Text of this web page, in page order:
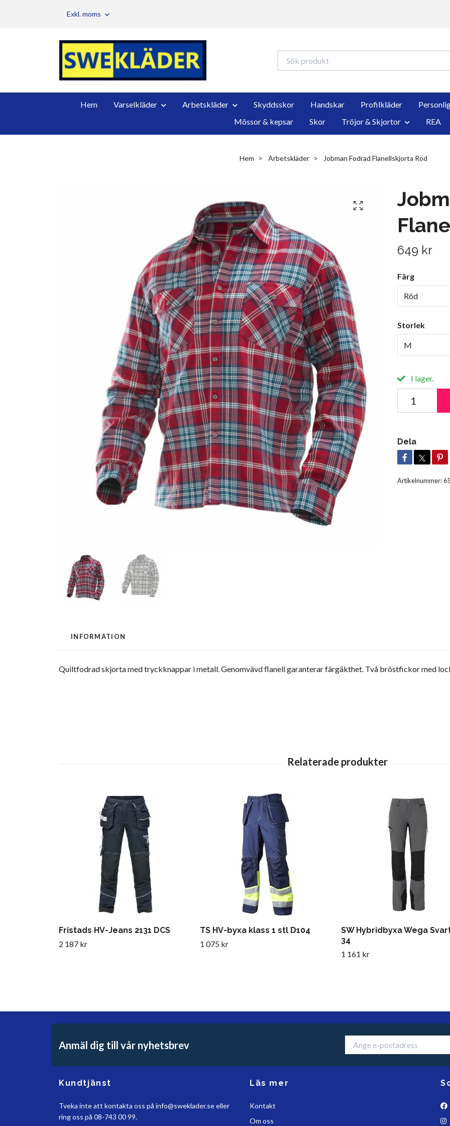
Exkl. moms
Hem Varselkläder Arbetskläder Skyddsskor Handskar Profilkläder
Mössor & kepsar
Skor Tröjor & Skjortor REA
Hem Arbetskläder Jobman Fodrad Flanellskjorta Röd
649 kr
Färg
Röd
Storlek
M
I lager.
Dela
Artikelnummer:
INFORMATION
Quiltfodrad skjorta med tryckknappar i metall. Genomvävd flanell garanterar färgäkthet. Två bröstfickor med
Fristads HV-Jeans 2131 DCS
2 187 kr
TS HV-byxa klass 1 stl D104
1 075 kr
SW Hybridbyxa Wega
34
1 161 kr
Anmäl dig till vår nyhetsbrev
Kundtjänst
Tveka inte att kontakta oss på info@sweklader.seeller
ring oss på 08-743 00 99.
Läs mer
Kontakt
Om oss